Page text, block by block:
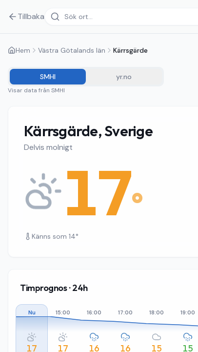
Tillbaka
Hem Västra Götalands län Kärrsgärde
SMHI yr.no
Visar data från SMHI
Kärrsgärde, Sverige
Delvis molnigt
17°
Känns som 14°
Timprognos · 24h
Nu
17
15:00
17
16:00
16
17:00
16
18:00
15
19:00
15